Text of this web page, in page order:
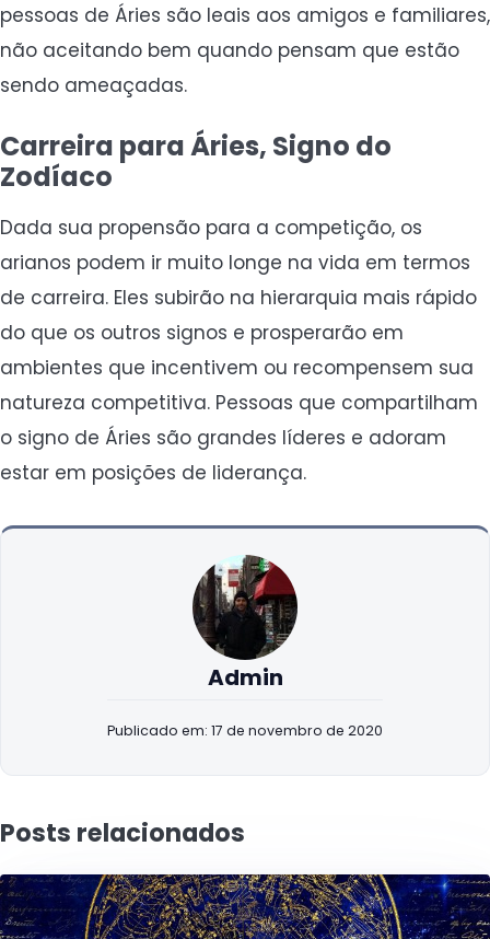
pessoas de Áries são leais aos amigos e familiares,
não aceitando bem quando pensam que estão
sendo ameaçadas.
Carreira para Áries, Signo do
Zodíaco
Dada sua propensão para a competição, os
arianos podem ir muito longe na vida em termos
de carreira. Eles subirão na hierarquia mais rápido
do que os outros signos e prosperarão em
ambientes que incentivem ou recompensem sua
natureza competitiva. Pessoas que compartilham
o signo de Áries são grandes líderes e adoram
estar em posições de liderança.
Admin
Publicado em: 17 de novembro de 2020
Posts relacionados